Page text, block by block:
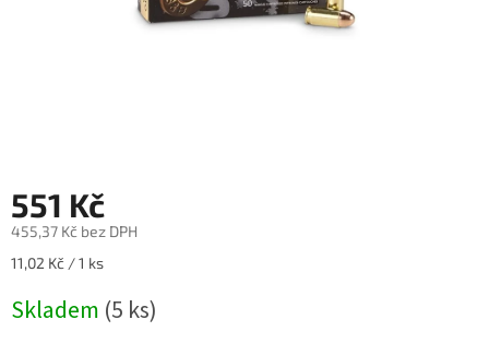
551 Kč
455,37 Kč bez DPH
Měrná
11,02 Kč / 1 ks
Skladem (5 ks)